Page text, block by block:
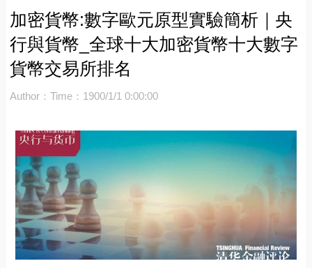
加密貨幣:數字歐元原型實驗簡析｜央
行與貨幣_全球十大加密貨幣十大數字
貨幣交易所排名
Author： Time：1900/1/1 0:00:00